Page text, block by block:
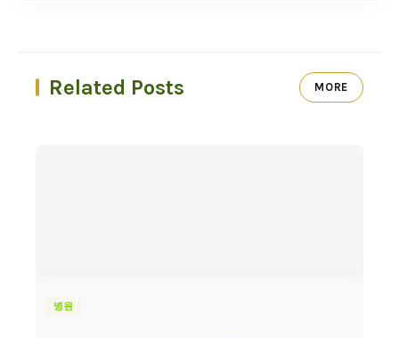
Related Posts MORE
병원